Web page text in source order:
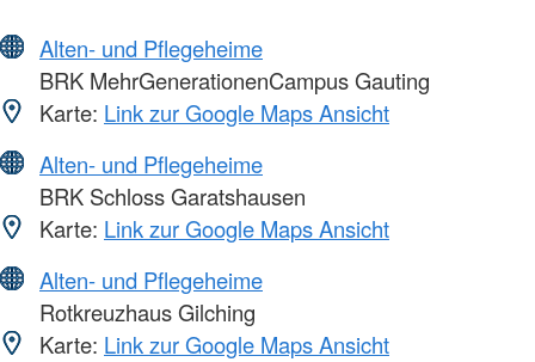
Alten- und Pflegeheime
BRK MehrGenerationenCampus Gauting
Karte: Link zur Google Maps Ansicht
Alten- und Pflegeheime
BRK Schloss Garatshausen
Karte: Link zur Google Maps Ansicht
Alten- und Pflegeheime
Rotkreuzhaus Gilching
Karte: Link zur Google Maps Ansicht